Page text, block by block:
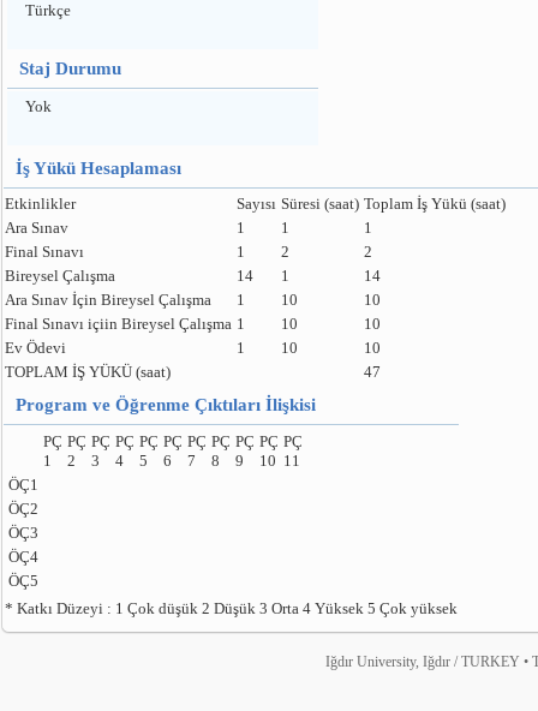
Türkçe
Staj Durumu
Yok
İş Yükü Hesaplaması
Etkinlikler Sayısı Süresi (saat) Toplam İş Yükü (saat)
Ara Sınav
1 1
1
Final Sınavı
1 2
2
Bireysel Çalışma
14 1
14
Ara Sınav İçin Bireysel Çalışma
1 10
10
Final Sınavı içiin Bireysel Çalışma 1 10
10
Ev Ödevi
1 10
10
TOPLAM İŞ YÜKÜ (saat)
47
Program ve Öğrenme Çıktıları İlişkisi
PÇ
1
PÇ
2
PÇ
3
PÇ
4
PÇ
5
PÇ
6
PÇ
7
PÇ
8
PÇ
9
PÇ
10
PÇ
11
ÖÇ1
ÖÇ2
ÖÇ3
ÖÇ4
ÖÇ5
* Katkı Düzeyi : 1 Çok düşük 2 Düşük 3 Orta 4 Yüksek 5 Çok yüksek
Iğdır University, Iğdır / TURKEY •